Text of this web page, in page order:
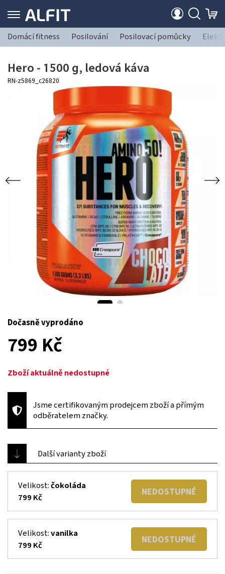
Domácí fitness Posilování Posilovací pomůcky
Hero - 1500 g, ledová káva
RN-z5869_c26820
Dočasně vyprodáno
799 Kč
Zboží aktuálně nedostupné
Jsme certifikovaným prodejcem zboží a přímým
odběratelem značky.
Další varianty zboží
Velikost: čokoláda
799 Kč
NEDOSTUPNÉ
Velikost: vanilka
799 Kč
NEDOSTUPNÉ